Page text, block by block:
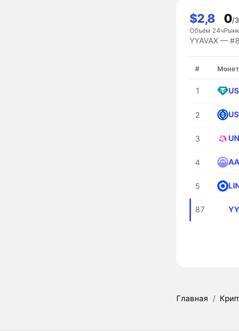
$2,8
Объём 24ч
0/
YYAVAX —
#
1
2
3
4
5
87
Главная /